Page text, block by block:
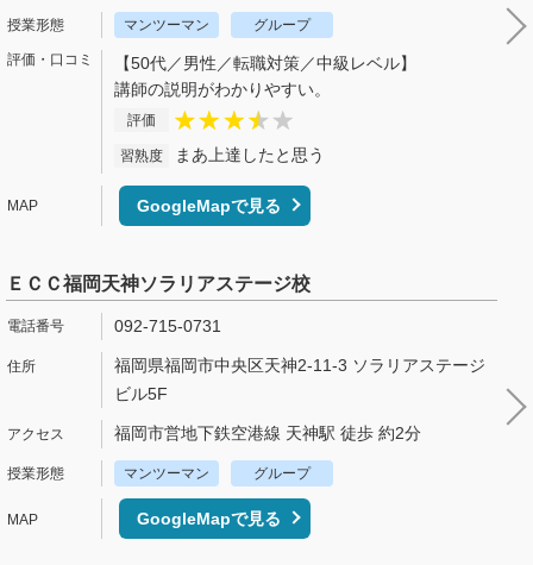
マンツーマン グループ
【50代／男性／転職対策／中級レベル】
講師の説明がわかりやすい。
評価
習熟度 まあ上達したと思う
GoogleMapで見る
ＥＣＣ福岡天神ソラリアステージ校
092-715-0731
福岡県福岡市中央区天神2-11-3 ソラリアステージ
ビル5F
福岡市営地下鉄空港線 天神駅 徒歩 約2分
マンツーマン グループ
GoogleMapで見る